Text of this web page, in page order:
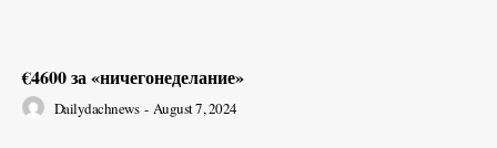
€4600 за «ничегонеделание»
Dailydachnews - August 7, 2024